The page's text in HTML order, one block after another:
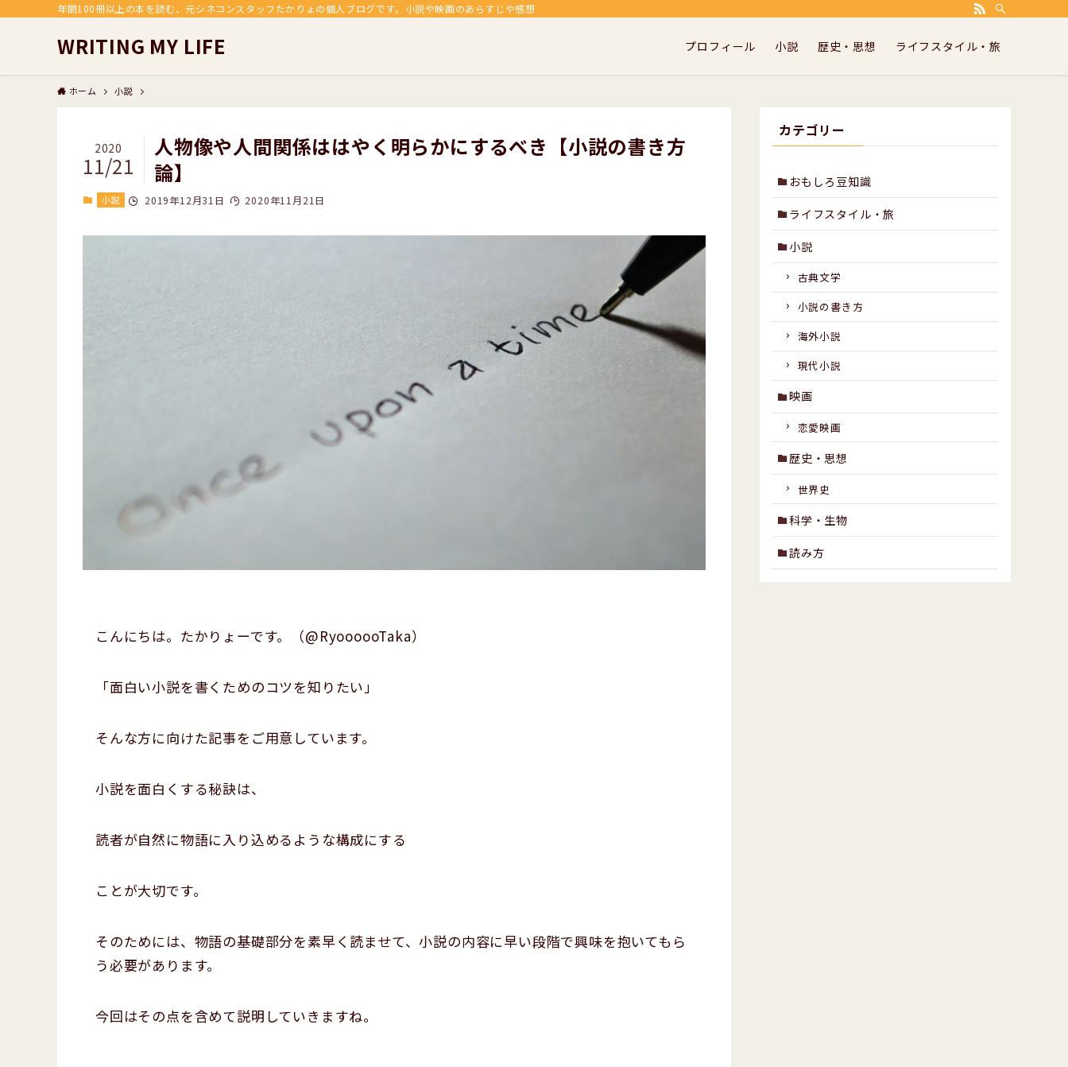
年間100冊以上の本を読む、元シネコンスタッフたかりょの個人ブログです。小説や映画のあらすじや感想、考察を中心に、個人的な趣味であるランニングや小説の書き方などについて書いています。
WRITING MY LIFE プロフィール 小説 歴史・思想 ライフスタイル・旅
ホーム 小説
人物像や人間関係ははやく明らかにするべき【小説の書き方
論】
2020
11/21
小説 2019年12月31日 2020年11月21日
こんにちは。たかりょーです。（@RyoooooTaka）
「面白い小説を書くためのコツを知りたい」
そんな方に向けた記事をご用意しています。
小説を面白くする秘訣は、
読者が自然に物語に入り込めるような構成にする
ことが大切です。
そのためには、物語の基礎部分を素早く読ませて、小説の内容に早い段階で興味を抱いてもら
う必要があります。
今回はその点を含めて説明していきますね。
カテゴリー
おもしろ豆知識
ライフスタイル・旅
小説
古典文学
小説の書き方
海外小説
現代小説
映画
恋愛映画
歴史・思想
世界史
科学・生物
読み方